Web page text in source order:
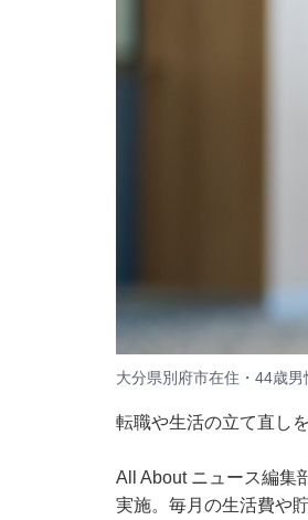
大分県別府市在住・44歳男
転職や生活の立て直し
All About ニュース編集
実施。毎月の生活費や